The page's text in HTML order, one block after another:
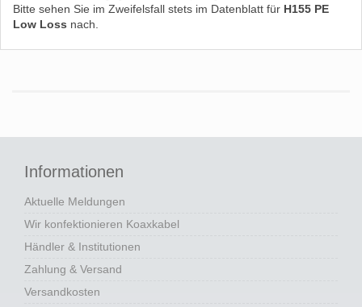
Bitte sehen Sie im Zweifelsfall stets im Datenblatt für H155 PE
Low Loss nach.
Informationen
Aktuelle Meldungen
Wir konfektionieren Koaxkabel
Händler & Institutionen
Zahlung & Versand
Versandkosten